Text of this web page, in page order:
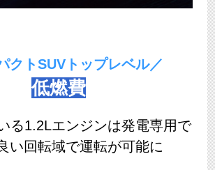
クトSUVトップレベル／
低燃費
る1.2Lエンジンは発電専用で
い回転域で運転が可能に